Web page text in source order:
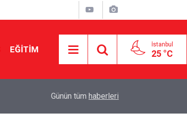
EĞİTİM İstanbul
25 °C
Yönlendiriyor?
Günün tüm haberleri